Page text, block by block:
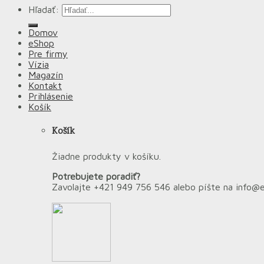
Hľadať:
Domov
eShop
Pre firmy
Vízia
Magazín
Kontakt
Prihlásenie
Košík
Košík
Žiadne produkty v košíku.
Potrebujete poradiť?
Zavolajte +421 949 756 546 alebo píšte na